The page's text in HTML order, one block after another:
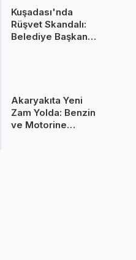
Kuşadası'nda
Rüşvet Skandalı:
Belediye Başkanı
Akaryakıta Yeni
Zam Yolda: Benzin
ve Motorine